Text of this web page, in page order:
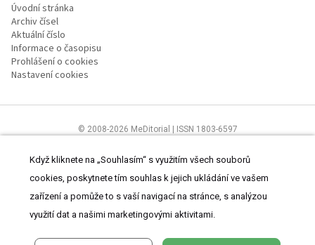
Úvodní stránka
Archiv čísel
Aktuální číslo
Informace o časopisu
Prohlášení o cookies
Nastavení cookies
© 2008-2026 MeDitorial | ISSN 1803-6597
zdravotnictví.Čtěte prohlášeníaZásady zpracování osobních údajů
Když kliknete na „Souhlasím“ s využitím všech souborů
cookies, poskytnete tím souhlas k jejich ukládání ve vašem
zařízení a pomůže to s vaší navigací na stránce, s analýzou
využití dat a našimi marketingovými aktivitami.